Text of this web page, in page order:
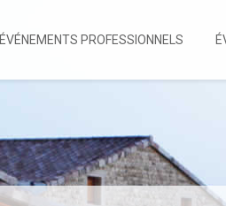
ÉVÉNEMENTS PROFESSIONNELS